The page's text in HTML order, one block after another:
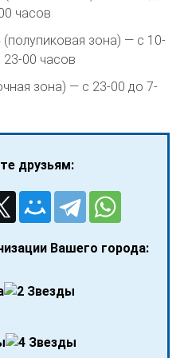
часов
зона) — с 10-
23-00 часов
зона) — с 23-00 до 7-
друзьям:
Вашего города: